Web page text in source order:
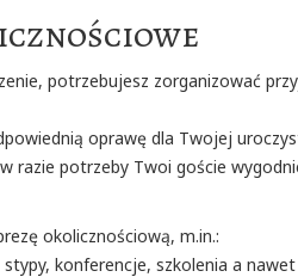
potrzebujesz zorganizować
oprawę dla Twojej
razie potrzeby Twoi goście
okolicznościową, m.in.:
konferencje, szkolenia a